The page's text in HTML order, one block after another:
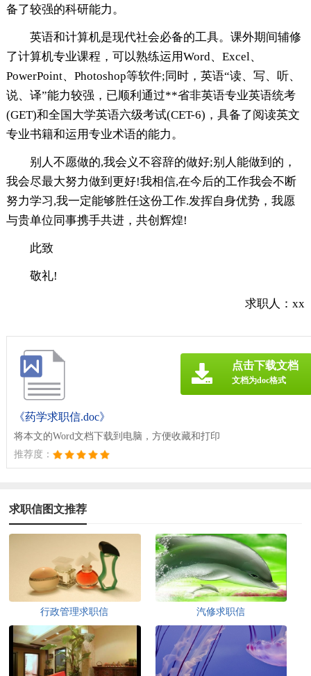
备了较强的科研能力。
英语和计算机是现代社会必备的工具。课外期间辅修
了计算机专业课程，可以熟练运用Word、Excel、
PowerPoint、Photoshop等软件;同时，英语“读、写、听、
说、译”能力较强，已顺利通过**省非英语专业英语统考
(GET)和全国大学英语六级考试(CET-6)，具备了阅读英文
专业书籍和运用专业术语的能力。
别人不愿做的,我会义不容辞的做好;别人能做到的，
我会尽最大努力做到更好!我相信,在今后的工作我会不断
努力学习,我一定能够胜任这份工作.发挥自身优势，我愿
与贵单位同事携手共进，共创辉煌!
此致
敬礼!
求职人：xx
《药学求职信.doc》
将本文的Word文档下载到电脑，方便收藏和打印
推荐度：
点击下载文档
文档为doc格式
求职信图文推荐
行政管理求职信 汽修求职信